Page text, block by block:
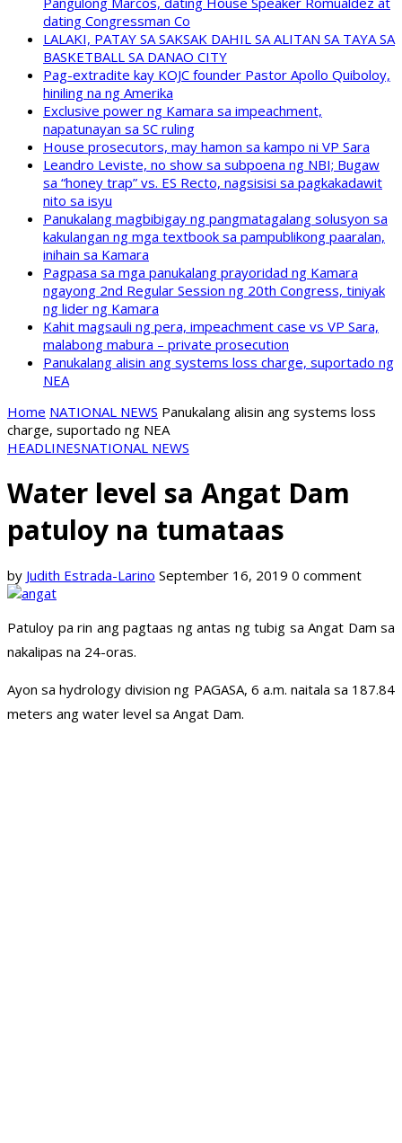
dating Congressman Co
LALAKI, PATAY SA SAKSAK DAHIL SA ALITAN SA TAYA SA
BASKETBALL SA DANAO CITY
Pag-extradite kay KOJC founder Pastor Apollo Quiboloy,
hiniling na ng Amerika
Exclusive power ng Kamara sa impeachment,
napatunayan sa SC ruling
House prosecutors, may hamon sa kampo ni VP Sara
Leandro Leviste, no show sa subpoena ng NBI; Bugaw
sa “honey trap” vs. ES Recto, nagsisisi sa pagkakadawit
nito sa isyu
Panukalang magbibigay ng pangmatagalang solusyon sa
kakulangan ng mga textbook sa pampublikong paaralan,
inihain sa Kamara
Pagpasa sa mga panukalang prayoridad ng Kamara
ngayong 2nd Regular Session ng 20th Congress, tiniyak
ng lider ng Kamara
Kahit magsauli ng pera, impeachment case vs VP Sara,
malabong mabura – private prosecution
Panukalang alisin ang systems loss charge, suportado ng
NEA
Home NATIONAL NEWS Panukalang alisin ang systems loss
charge, suportado ng NEA
HEADLINESNATIONAL NEWS
Water level sa Angat Dam
patuloy na tumataas
by Judith Estrada-Larino September 16, 2019 0 comment
Patuloy pa rin ang pagtaas ng antas ng tubig sa Angat Dam sa
nakalipas na 24-oras.
Ayon sa hydrology division ng PAGASA, 6 a.m. naitala sa 187.84
meters ang water level sa Angat Dam.